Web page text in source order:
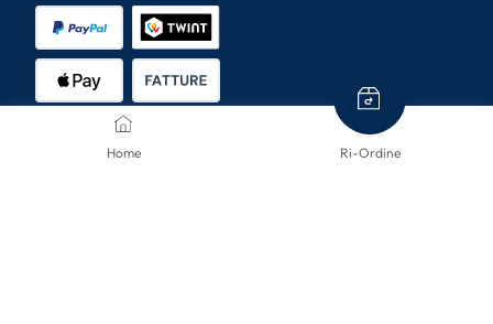
Home Ri-Ordine